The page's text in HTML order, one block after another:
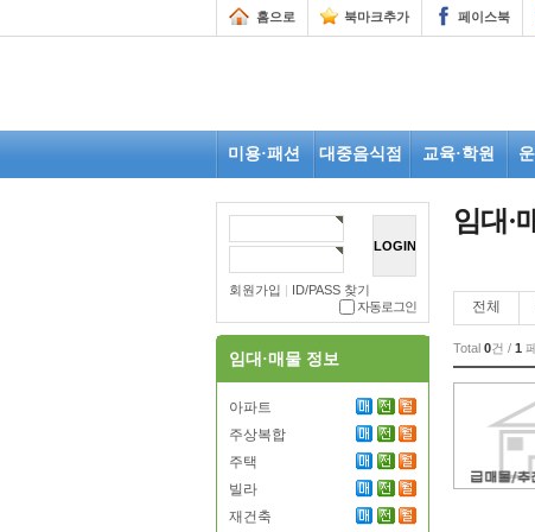
홈으로 북마크추가 페이스북
미용·패션 대중음식점 교육·학원
회원가입 | ID/PASS 찾기
자동로그인
임대·매물 정보
아파트
주상복합
주택
빌라
재건축
임대·
전체
Total 0건 / 1